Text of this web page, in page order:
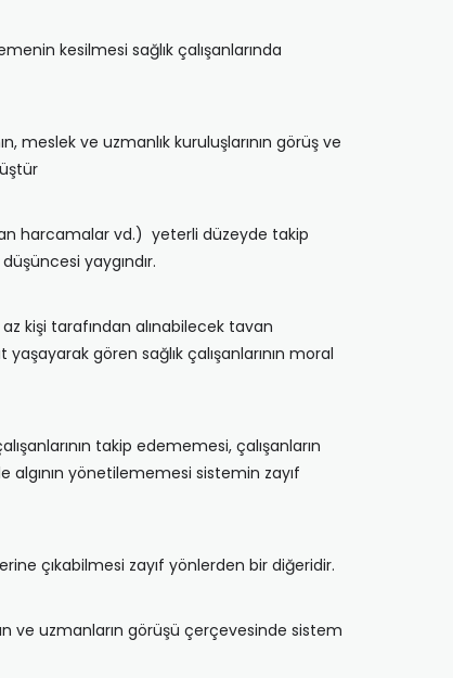
kesilmesi sağlık çalışanlarında
meslek ve uzmanlık kuruluşlarının görüş ve
harcamalar vd.) yeterli düzeyde takip
yaygındır.
kişi tarafından alınabilecek tavan
gören sağlık çalışanlarının moral
takip edememesi, çalışanların
yönetilememesi sistemin zayıf
çıkabilmesi zayıf yönlerden bir diğeridir.
ve uzmanların görüşü çerçevesinde sistem